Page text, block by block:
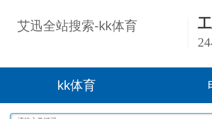
艾迅全站搜索-kk体育
kk体育